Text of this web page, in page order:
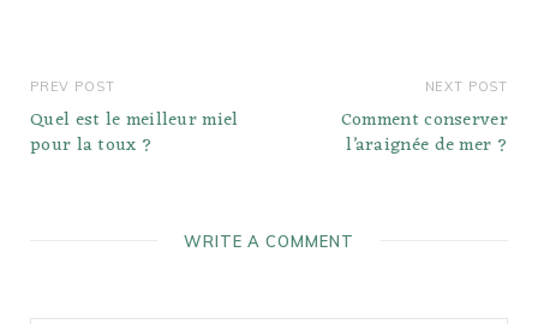
PREV POST
Quel est le meilleur miel
pour la toux ?
NEXT POST
Comment conserver
l’araignée de mer ?
WRITE A COMMENT